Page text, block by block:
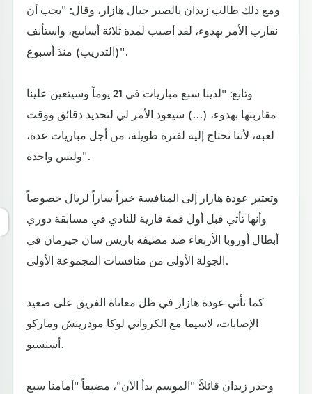
ومع ذلك طالب زيدان بالصبر حيال هازار، وقال: "يجب أن
نقارب الأمر بهدوء، لقد أصيب لمدة ثلاثة أسابيع، واستأنف
(التدريب) منذ أسبوع".
وتابع: "لدينا سبع مباريات في 21 يوماً وسيتعين علينا
مقاربتها بهدوء، (...) سيعود الأمر لي لتحديد دقائق ووقت
لعبه، لأننا نحتاج إليه لفترة طويلة، من أجل مباريات عدة،
وليس واحدة".
وتعتبر عودة هازار إلى المنافسة خبراً ساراً لريال خصوصاً
وأنها تأتي قبل أول قمة قارية للنادي في مسابقة دوري
أبطال أوروبا الأربعاء ضد مضيفه باريس سان جيرمان في
الجولة الأولى من منافسات المجموعة الأولى.
كما تأتي عودة هازار في ظل معاناة الفريق على صعيد
الإصابات، لاسيما مع الكرواتي لوكا مودريتش وماركو
أسنسيو.
وحذر زيدان قائلاً: "الموسم بدأ الآن"، مضيفاً "أمامنا سبع